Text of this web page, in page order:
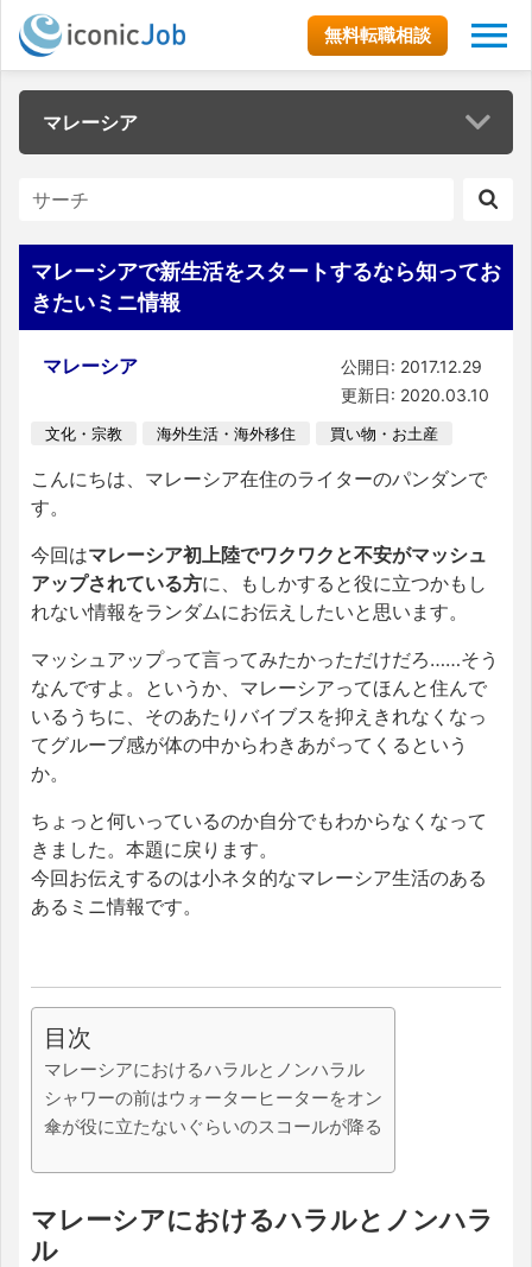
無料転職相談
マレーシア
マレーシアで新生活をスタートするなら知ってお
きたいミニ情報
マレーシア
公開日: 2017.12.29
更新日: 2020.03.10
文化・宗教 海外生活・海外移住 買い物・お土産
こんにちは、マレーシア在住のライターのパンダンで
す。
今回はマレーシア初上陸でワクワクと不安がマッシュ
アップされている方に、もしかすると役に立つかもし
れない情報をランダムにお伝えしたいと思います。
マッシュアップって言ってみたかっただけだろ……そう
なんですよ。というか、マレーシアってほんと住んで
いるうちに、そのあたりバイブスを抑えきれなくなっ
てグルーブ感が体の中からわきあがってくるという
か。
ちょっと何いっているのか自分でもわからなくなって
きました。本題に戻ります。
今回お伝えするのは小ネタ的なマレーシア生活のある
あるミニ情報です。
目次
マレーシアにおけるハラルとノンハラル
シャワーの前はウォーターヒーターをオン
傘が役に立たないぐらいのスコールが降る
マレーシアにおけるハラルとノンハラ
ル